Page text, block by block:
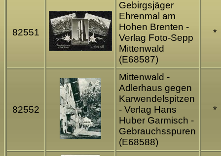
82551
Gebirgsjäger
Ehrenmal am
Hohen Brenten -
Verlag Foto-Sepp
Mittenwald
(E68587)
*
82552
Mittenwald -
Adlerhaus gegen
Karwendelspitzen
- Verlag Hans
Huber Garmisch -
Gebrauchsspuren
(E68588)
*